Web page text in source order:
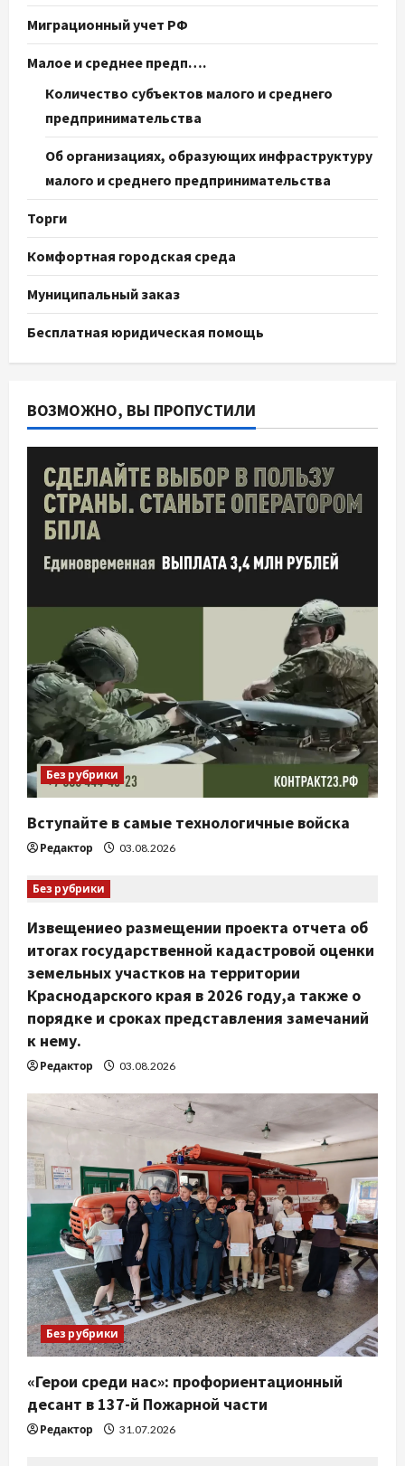
Миграционный учет РФ
Малое и среднее предп….
Количество субъектов малого и среднего
предпринимательства
Об организациях, образующих инфраструктуру
малого и среднего предпринимательства
Торги
Комфортная городская среда
Муниципальный заказ
Бесплатная юридическая помощь
ВОЗМОЖНО, ВЫ ПРОПУСТИЛИ
Без рубрики
Вступайте в самые технологичные войска
Редактор 03.08.2026
Без рубрики
Извещениео размещении проекта отчета об
итогах государственной кадастровой оценки
земельных участков на территории
Краснодарского края в 2026 году,а также о
порядке и сроках представления замечаний
к нему.
Редактор 03.08.2026
Без рубрики
«Герои среди нас»: профориентационный
десант в 137-й Пожарной части
Редактор 31.07.2026